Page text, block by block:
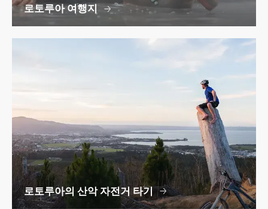
로토루아 여행지
로토루아의 산악 자전거 타기